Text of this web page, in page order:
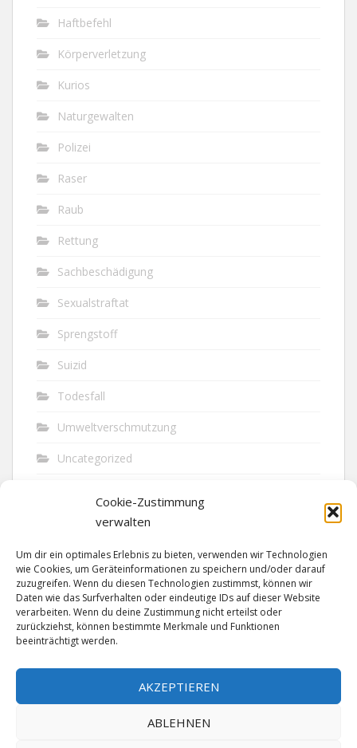
Cookie-Zustimmung
verwalten
Um dir ein optimales Erlebnis zu bieten, verwenden wir Technologien
wie Cookies, um Geräteinformationen zu speichern und/oder darauf
zuzugreifen. Wenn du diesen Technologien zustimmst, können wir
Daten wie das Surfverhalten oder eindeutige IDs auf dieser Website
verarbeiten. Wenn du deine Zustimmung nicht erteilst oder
zurückziehst, können bestimmte Merkmale und Funktionen
beeinträchtigt werden.
AKZEPTIEREN
ABLEHNEN
Haftbefehl
Körperverletzung
Kurios
Naturgewalten
Polizei
Raser
Raub
Rettung
Sachbeschädigung
Sexualstraftat
Sprengstoff
Suizid
Todesfall
Umweltverschmutzung
Uncategorized
Vandalismus
Verkehr
Verkehrsunfall
Vermisst
Waffen